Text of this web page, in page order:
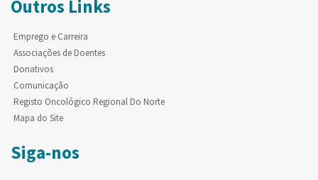
Outros Links
Emprego e Carreira
Associações de Doentes
Donativos
Comunicação
Registo Oncológico Regional Do Norte
Mapa do Site
Siga-nos